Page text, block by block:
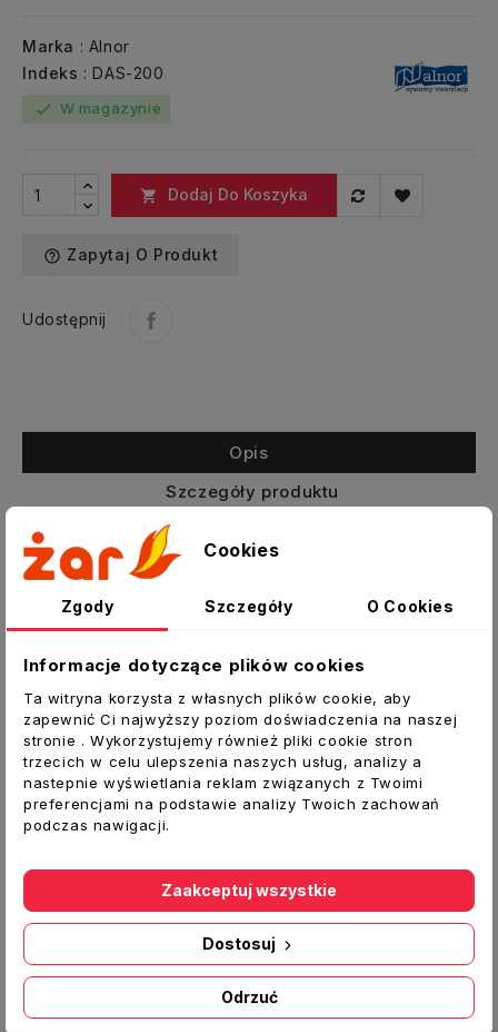
Marka : Alnor
Indeks : DAS-200
check W magazynie
 Dodaj Do Koszyka
help_outline Zapytaj O Produkt
Udostępnij
Opis
Szczegóły produktu
Przepustnica DAS skonstruowana jest tak, żeby
Przepustnica DAS może być stosowana
wszędzie tam, gdzie kompletnie szczelne
zamknięcie nie jest wymagane. Położenie
płaszczyzny przepustnicy widoczne jest na
uchwycie w zakresie od 0° do 90°. Płaszczyzna
przepustnicy może być zablokowana za
pomocą śruby. Zakończenia wykonane z
bezpieczną krawędzią.
Dane techniczne:
Przepustnica zwrotna
Średnica [mm]:200
Materiał:blacha ocynkowana
Cookies
Zgody Szczegóły O Cookies
Informacje dotyczące plików cookies
Ta witryna korzysta z własnych plików cookie, aby
zapewnić Ci najwyższy poziom doświadczenia na naszej
stronie . Wykorzystujemy również pliki cookie stron
trzecich w celu ulepszenia naszych usług, analizy a
nastepnie wyświetlania reklam związanych z Twoimi
preferencjami na podstawie analizy Twoich zachowań
podczas nawigacji.
Odrzuć
Dostosuj
Zaakceptuj wszystkie